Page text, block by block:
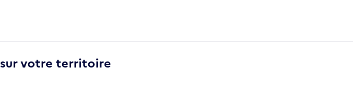
votre territoire